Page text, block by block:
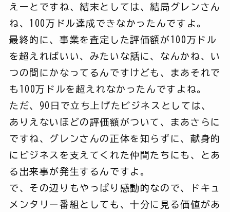
えーとですね、結末としては、結局グレンさん
ね、100万ドル達成できなかったんですよ。
最終的に、事業を査定した評価額が100万ドル
を超えればいい、みたいな話に、なんかね、い
つの間にかなってるんですけども、まあそれで
も100万ドルを超えれなかったんですよね。
ただ、90日で立ち上げたビジネスとしては、
ありえないほどの評価額がついて、まあさらに
ですね、グレンさんの正体を知らずに、献身的
にビジネスを支えてくれた仲間たちにも、とあ
る出来事が発生するんですよ。
で、その辺りもやっぱり感動的なので、ドキュ
メンタリー番組としても、十分に見る価値があ